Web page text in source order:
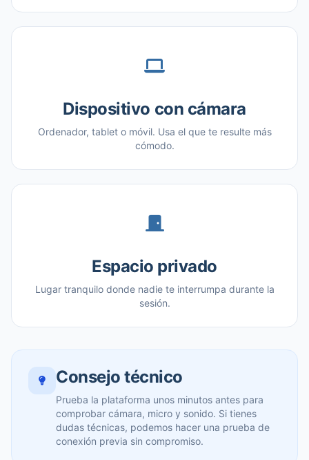
Dispositivo con cámara
Ordenador, tablet o móvil. Usa el que te resulte más
cómodo.
Espacio privado
Lugar tranquilo donde nadie te interrumpa durante la
sesión.
Consejo técnico
Prueba la plataforma unos minutos antes para
comprobar cámara, micro y sonido. Si tienes
dudas técnicas, podemos hacer una prueba de
conexión previa sin compromiso.